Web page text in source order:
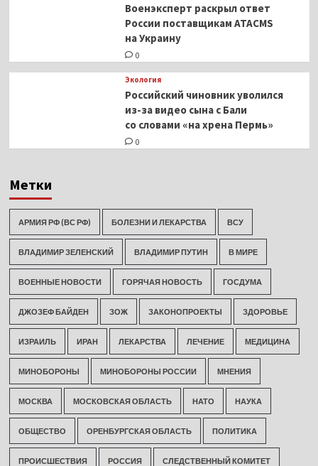
Военэксперт раскрыл ответ
России поставщикам ATACMS
на Украину
0
Экология
Российский чиновник уволился
из-за видео сына с Бали
со словами «на хрена Пермь»
0
Метки
АРМИЯ РФ (ВС РФ) БОЛЕЗНИ И ЛЕКАРСТВА ВСУ
ВЛАДИМИР ЗЕЛЕНСКИЙ ВЛАДИМИР ПУТИН В МИРЕ
ВОЕННЫЕ НОВОСТИ ГОРЯЧАЯ НОВОСТЬ ГОСДУМА
ДЖОЗЕФ БАЙДЕН ЗОЖ ЗАКОНОПРОЕКТЫ ЗДОРОВЬЕ
ИЗРАИЛЬ ИРАН ЛЕКАРСТВА ЛЕЧЕНИЕ МЕДИЦИНА
МИНОБОРОНЫ МИНОБОРОНЫ РОССИИ МНЕНИЯ
МОСКВА МОСКОВСКАЯ ОБЛАСТЬ НАТО НАУКА
ОБЩЕСТВО ОРЕНБУРГСКАЯ ОБЛАСТЬ ПОЛИТИКА
ПРОИСШЕСТВИЯ РОССИЯ СЛЕДСТВЕННЫЙ КОМИТЕТ